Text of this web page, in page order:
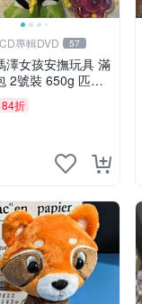
專輯DVD 57
澤女孩安撫玩具 滿
2號裝 650g 匹配
壓好伴侶 女孩專用
安撫玩偶 衝包 玩
84折